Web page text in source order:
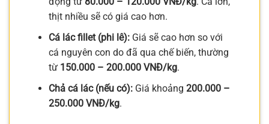
thịt nhiều sẽ có giá cao hơn.
Cá lác fillet (phi lê):Giá sẽ cao hơn so với
cá nguyên con do đã qua chế biến, thường
từ 150.000 – 200.000 VNĐ/kg.
Chả cá lác (nếu có):Giá khoảng 200.000 –
250.000 VNĐ/kg.